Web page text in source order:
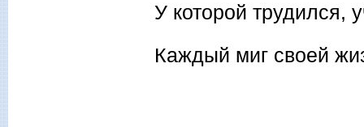
У которой трудился,
Каждый миг своей